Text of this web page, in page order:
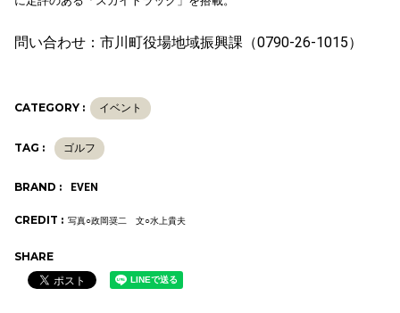
問い合わせ：市川町役場地域振興課（0790-26-1015）
CATEGORY : イベント
TAG : ゴルフ
BRAND : EVEN
CREDIT : 写真○政岡奨二 文○水上貴夫
SHARE